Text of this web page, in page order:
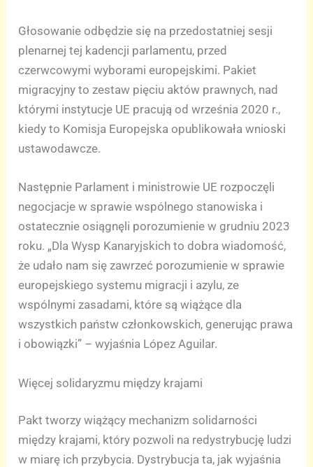
Głosowanie odbędzie się na przedostatniej sesji
plenarnej tej kadencji parlamentu, przed
czerwcowymi wyborami europejskimi. Pakiet
migracyjny to zestaw pięciu aktów prawnych, nad
którymi instytucje UE pracują od września 2020 r.,
kiedy to Komisja Europejska opublikowała wnioski
ustawodawcze.
Następnie Parlament i ministrowie UE rozpoczęli
negocjacje w sprawie wspólnego stanowiska i
ostatecznie osiągnęli porozumienie w grudniu 2023
roku. „Dla Wysp Kanaryjskich to dobra wiadomość,
że udało nam się zawrzeć porozumienie w sprawie
europejskiego systemu migracji i azylu, ze
wspólnymi zasadami, które są wiążące dla
wszystkich państw członkowskich, generując prawa
i obowiązki” – wyjaśnia López Aguilar.
Więcej solidaryzmu między krajami
Pakt tworzy wiążący mechanizm solidarności
między krajami, który pozwoli na redystrybucję ludzi
w miarę ich przybycia. Dystrybucja ta, jak wyjaśnia